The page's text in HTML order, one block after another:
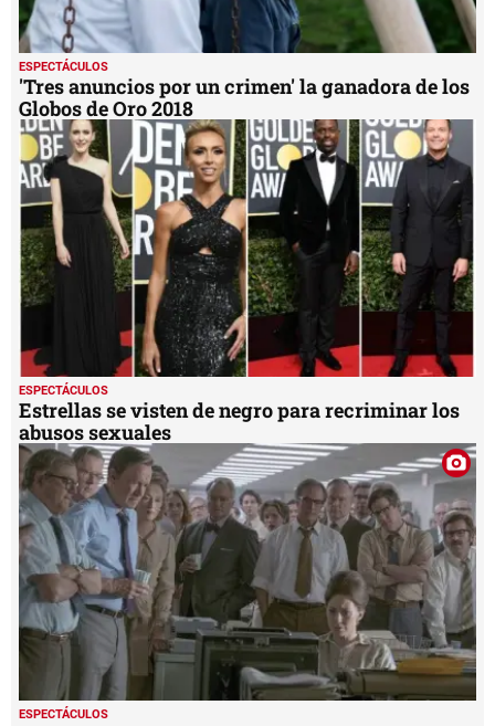
ESPECTÁCULOS
'Tres anuncios por un crimen' la ganadora de los
Globos de Oro 2018
ESPECTÁCULOS
Estrellas se visten de negro para recriminar los
abusos sexuales
ESPECTÁCULOS